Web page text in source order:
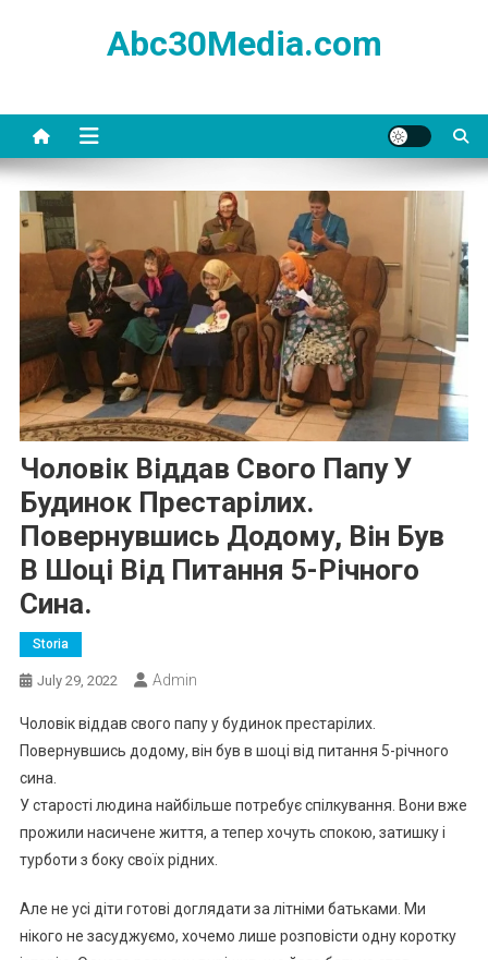
Abc30Media.com
Чоловік Віддав Свого Папу У
Будинок Престарілих.
Повернувшись Додому, Він Був
В Шоці Від Питання 5-Річного
Сина.
Storia
July 29, 2022 Admin
Чоловік віддав свого папу у будинок престарілих.
Повернувшись додому, він був в шоці від питання 5-річного
сина.
У старості людина найбільше потребує спілкування. Вони вже
прожили насичене життя, а тепер хочуть спокою, затишку і
турботи з боку своїх рідних.
Але не усі діти готові доглядати за літніми батьками. Ми
нікого не засуджуємо, хочемо лише розповісти одну коротку